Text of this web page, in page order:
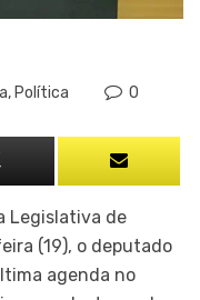
, Política 0
Legislativa de
(19), o deputado
agenda no